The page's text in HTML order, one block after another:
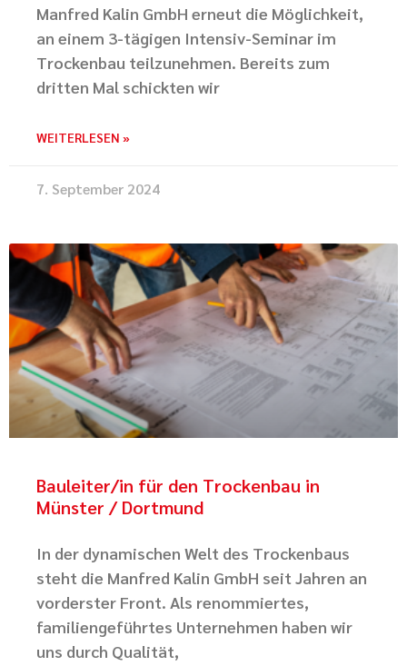
Manfred Kalin GmbH erneut die Möglichkeit,
an einem 3-tägigen Intensiv-Seminar im
Trockenbau teilzunehmen. Bereits zum
dritten Mal schickten wir
WEITERLESEN »
7. September 2024
Bauleiter/in für den Trockenbau in
Münster / Dortmund
In der dynamischen Welt des Trockenbaus
steht die Manfred Kalin GmbH seit Jahren an
vorderster Front. Als renommiertes,
familiengeführtes Unternehmen haben wir
uns durch Qualität,